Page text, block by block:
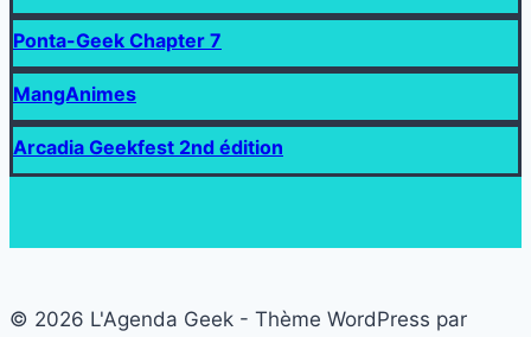
Ponta-Geek Chapter 7
MangAnimes
Arcadia Geekfest 2nd édition
© 2026 L'Agenda Geek - Thème WordPress par